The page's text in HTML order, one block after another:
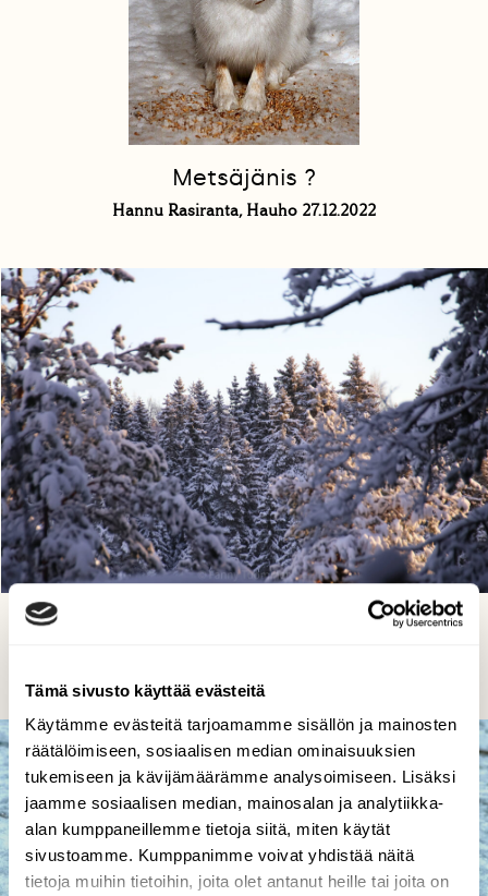
Tämä sivusto käyttää evästeitä
Käytämme evästeitä tarjoamamme sisällön ja mainosten
räätälöimiseen, sosiaalisen median ominaisuuksien
tukemiseen ja kävijämäärämme analysoimiseen. Lisäksi
jaamme sosiaalisen median, mainosalan ja analytiikka-
alan kumppaneillemme tietoja siitä, miten käytät
sivustoamme. Kumppanimme voivat yhdistää näitä
tietoja muihin tietoihin, joita olet antanut heille tai joita on
Metsäjänis ?
Hannu Rasiranta, Hauho 27.12.2022
Auringonlaskun aikaan